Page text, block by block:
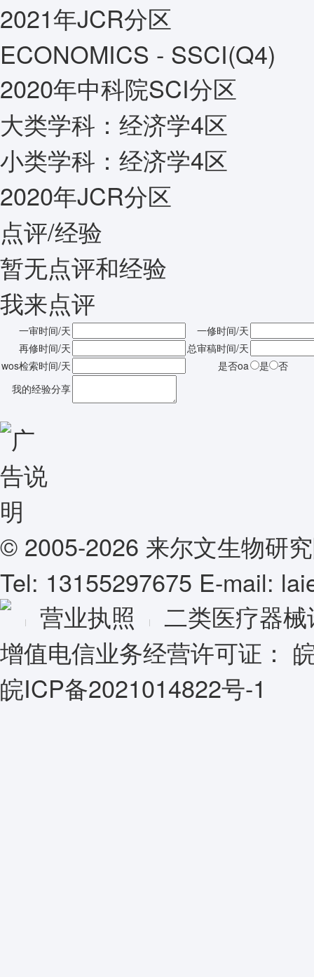
2021年JCR分区
ECONOMICS - SSCI(Q4)
2020年中科院SCI分区
大类学科： 经济学4区
小类学科： 经济学4区
2020年JCR分区
点评/经验
暂无点评和经验
我来点评
一审时间/天
一修时间/天
再修时间/天
总审稿时间/天
wos检索时间/天
是否oa 是
否
我的经验分享
© 2005-2026 来尔文生物研
Tel: 13155297675 E-mail:
营业执照
二类医疗器
增值电信业务经营许可证：
皖ICP备2021014822号-1